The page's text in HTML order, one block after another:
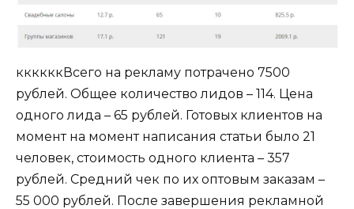
ккккккВсего на рекламу потрачено 7500
рублей. Общее количество лидов – 114. Цена
одного лида – 65 рублей. Готовых клиентов на
момент на момент написания статьи было 21
человек, стоимость одного клиента – 357
рублей. Средний чек по их оптовым заказам –
55 000 рублей. После завершения рекламной